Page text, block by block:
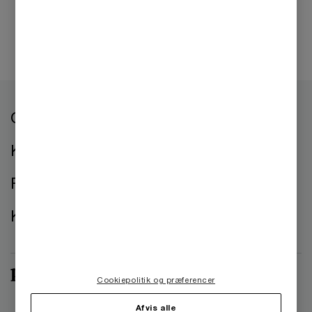
Om os
Kontorer
Presse
Kontakt os
Afvis alle
Cookiepolitik og præferencer